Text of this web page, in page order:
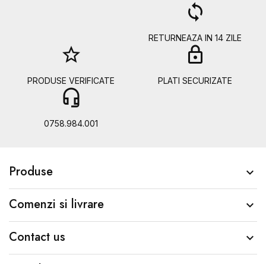
loop
RETURNEAZA IN 14 ZILE
star_border
PRODUSE VERIFICATE
lock
PLATI SECURIZATE
headset_mic
0758.984.001
Produse 
Comenzi si livrare 
Contact us 